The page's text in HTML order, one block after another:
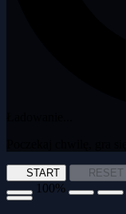
START RESET
100%